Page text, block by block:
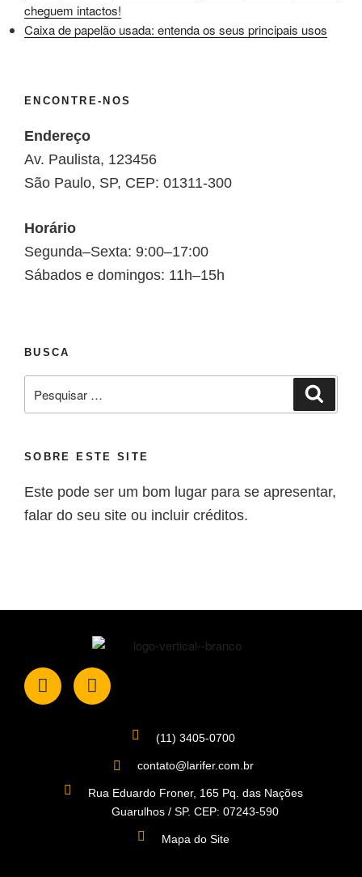
cheguem intactos!
Caixa de papelão usada: entenda os seus principais usos
ENCONTRE-NOS
Endereço
Av. Paulista, 123456
São Paulo, SP, CEP: 01311-300
Horário
Segunda–Sexta: 9:00–17:00
Sábados e domingos: 11h–15h
BUSCA
SOBRE ESTE SITE
Este pode ser um bom lugar para se apresentar,
falar do seu site ou incluir créditos.
(11) 3405-0700
contato@larifer.com.br
Rua Eduardo Froner, 165 Pq. das Nações
Guarulhos / SP. CEP: 07243-590
Mapa do Site